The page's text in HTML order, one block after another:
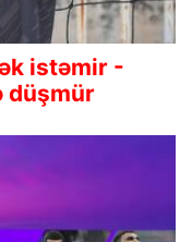
istəmir -
düşmür